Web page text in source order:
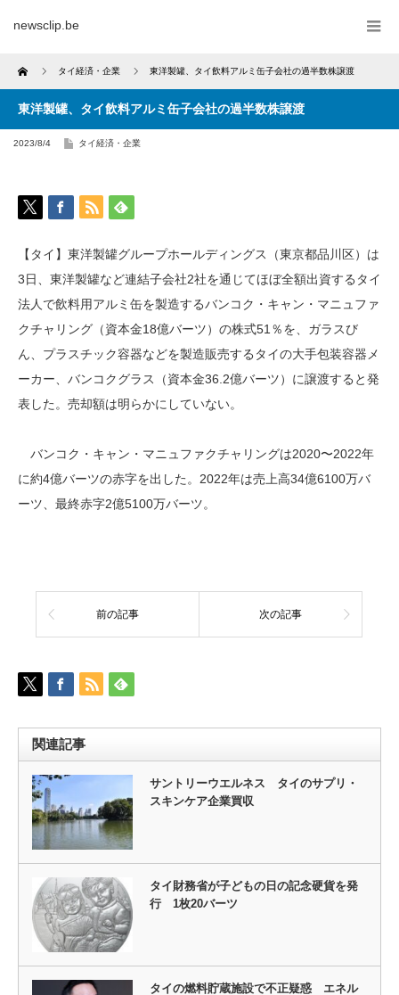
newsclip.be
Home タイ経済・企業 東洋製罐、タイ飲料アルミ缶子会社の過半数株譲渡
東洋製罐、タイ飲料アルミ缶子会社の過半数株譲渡
2023/8/4 タイ経済・企業
【タイ】東洋製罐グループホールディングス（東京都品川区）は
3日、東洋製罐など連結子会社2社を通じてほぼ全額出資するタイ
法人で飲料用アルミ缶を製造するバンコク・キャン・マニュファ
クチャリング（資本金18億バーツ）の株式51％を、ガラスび
ん、プラスチック容器などを製造販売するタイの大手包装容器メ
ーカー、バンコクグラス（資本金36.2億バーツ）に譲渡すると発
表した。売却額は明らかにしていない。
バンコク・キャン・マニュファクチャリングは2020〜2022年
に約4億バーツの赤字を出した。2022年は売上高34億6100万バ
ーツ、最終赤字2億5100万バーツ。
前の記事 次の記事
関連記事
サントリーウエルネス タイのサプリ・
スキンケア企業買収
タイ財務省が子どもの日の記念硬貨を発
行 1枚20バーツ
タイの燃料貯蔵施設で不正疑惑 エネル